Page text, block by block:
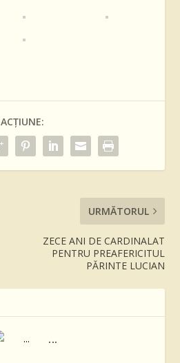
ACȚIUNE:
URMĂTORUL
ZECE ANI DE CARDINALAT
PENTRU PREAFERICITUL
PĂRINTE LUCIAN
...